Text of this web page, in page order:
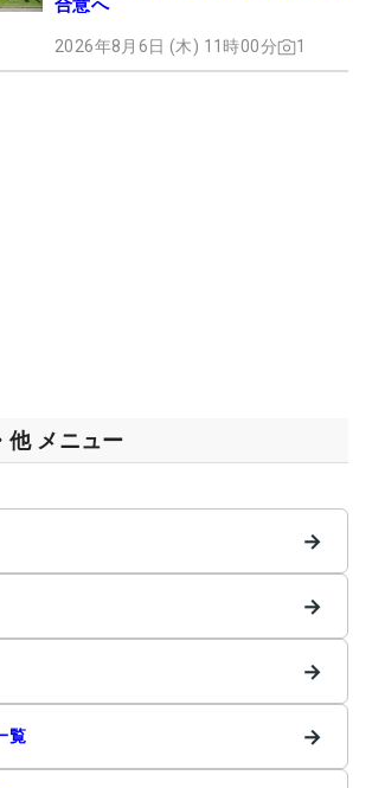
合意へ
2026年8月6日 (木) 11時00分 1
他 メニュー
→
→
→
覧 →